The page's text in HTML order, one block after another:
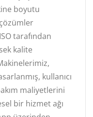
boyutu
tarafından
kalite
kullanıcı
maliyetlerini
bir hizmet ağı